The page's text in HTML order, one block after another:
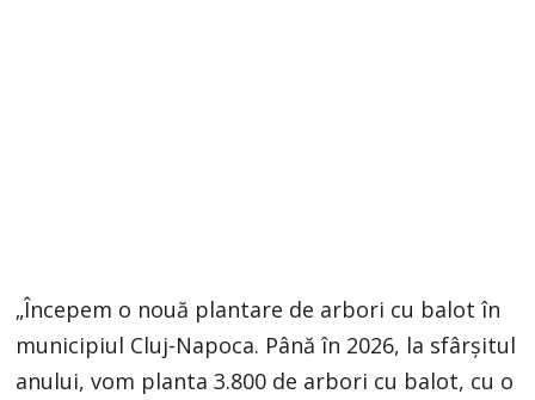
„Începem o nouă plantare de arbori cu balot în
municipiul Cluj-Napoca. Până în 2026, la sfârșitul
anului, vom planta 3.800 de arbori cu balot, cu o